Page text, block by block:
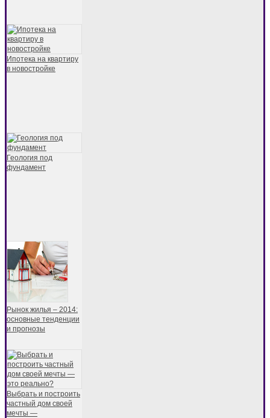
Ипотека на квартиру
в новостройке
Геология под
фундамент
Рынок жилья – 2014:
основные тенденции
и прогнозы
Выбрать и построить
частный дом своей
мечты —